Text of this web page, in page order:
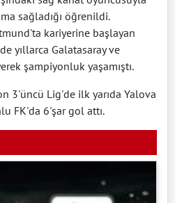
sağladığı öğrenildi.
kariyerine başlayan
yıllarca Galatasaray ve
şampiyonluk yaşamıştı.
3'üncü Lig'de ilk yarıda Yalova
FK'da 6'şar gol attı.